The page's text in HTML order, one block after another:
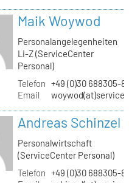
Maik Woywod
Personalangelegenheiten
Li-Z (ServiceCenter
Personal)
Telefon +49 (0)30 688305-
Email
Andreas Schinzel
Personalwirtschaft
(ServiceCenter Personal)
Telefon +49 (0)30 688305-